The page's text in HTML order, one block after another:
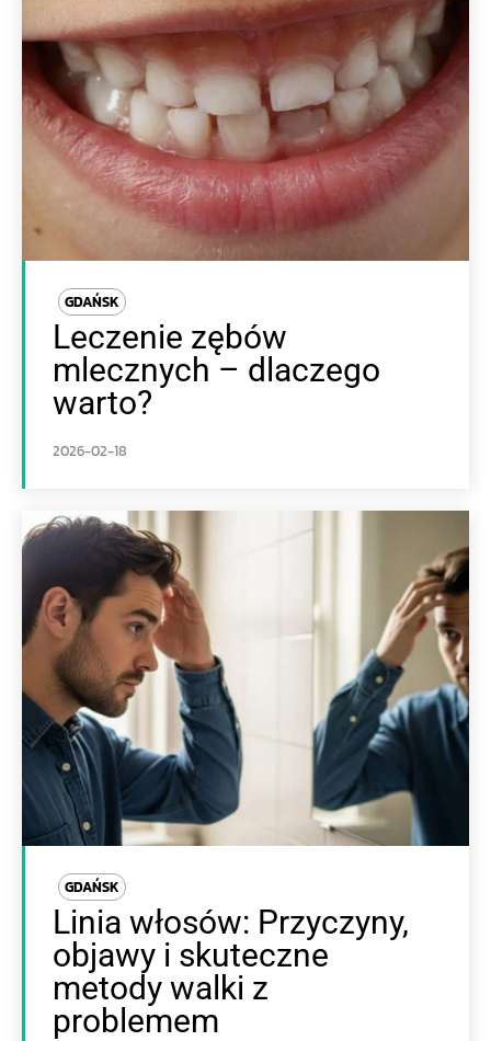
GDAŃSK
Leczenie zębów
mlecznych – dlaczego
warto?
2026-02-18
GDAŃSK
Linia włosów: Przyczyny,
objawy i skuteczne
metody walki z
problemem